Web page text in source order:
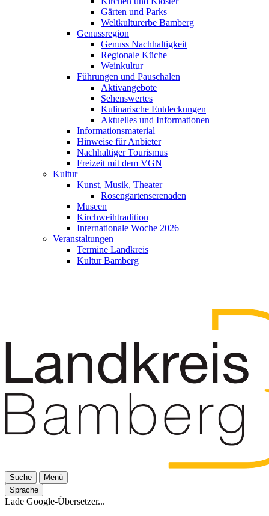
Gärten und Parks
Weltkulturerbe Bamberg
Genussregion
Genuss Nachhaltigkeit
Regionale Küche
Weinkultur
Führungen und Pauschalen
Aktivangebote
Sehenswertes
Kulinarische Entdeckungen
Aktuelles und Informationen
Informationsmaterial
Hinweise für Anbieter
Nachhaltiger Tourismus
Freizeit mit dem VGN
Kultur
Kunst, Musik, Theater
Rosengartenserenaden
Museen
Kirchweihtradition
Internationale Woche 2026
Veranstaltungen
Termine Landkreis
Kultur Bamberg
Suche
Menü
Sprache
Lade Google-Übersetzer...